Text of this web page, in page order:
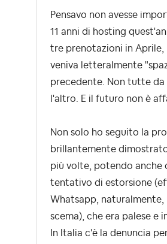
Pensavo non avesse
11 anni di hosting
tre prenotazioni in Aprile,
veniva letteralmente
precedente. Non tutte da
l'altro. E il futuro non è
Non solo ho seguito la
brillantemente
più volte, potendo anche
tentativo di estorsione
Whatsapp, naturalmente,
scema), che era palese e
In Italia c'è la denuncia